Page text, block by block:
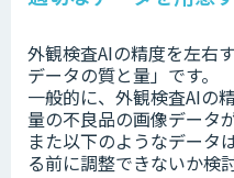
外観検査AIの精度を左右
データの質と量」です。
一般的に、外観検査AIの
量の不良品の画像データ
また以下のようなデータ
る前に調整できないか検